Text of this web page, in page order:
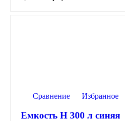
Сравнение Избранное
Емкость H 300 л синяя